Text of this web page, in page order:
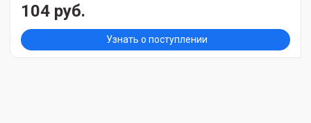
104 руб.
Узнать о поступлении